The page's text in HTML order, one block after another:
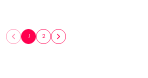
1 2